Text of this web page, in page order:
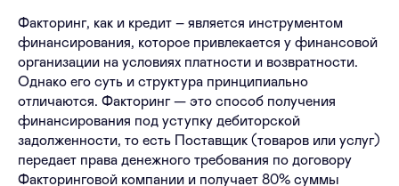
Факторинг, как и кредит – является инструментом
финансирования, которое привлекается у финансовой
организации на условиях платности и возвратности.
Однако его суть и структура принципиально
отличаются. Факторинг — это способ получения
финансирования под уступку дебиторской
задолженности, то есть Поставщик (товаров или услуг)
передает права денежного требования по договору
Факторинговой компании и получает 80% суммы